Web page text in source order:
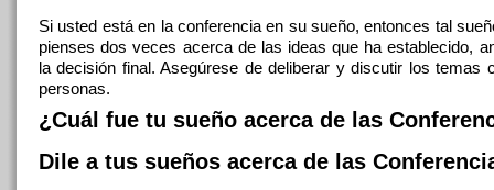
Si usted está en la conferencia en su sueño, entonces tal
pienses dos veces acerca de las ideas que ha establecido,
la decisión final. Asegúrese de deliberar y discutir los temas
personas.
¿Cuál fue tu sueño acerca de las
Dile a tus sueños acerca de las